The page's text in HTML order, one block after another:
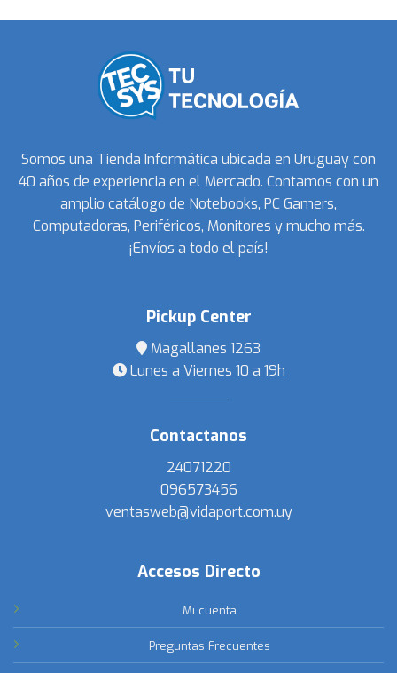
Somos una Tienda Informática ubicada en Uruguay con
40 años de experiencia en el Mercado. Contamos con un
amplio catálogo de Notebooks, PC Gamers,
Computadoras, Periféricos, Monitores y mucho más.
¡Envíos a todo el país!
Pickup Center
Magallanes 1263
Lunes a Viernes 10 a 19h
Contactanos
24071220
096573456
ventasweb@vidaport.com.uy
Accesos Directo
Mi cuenta
Preguntas Frecuentes